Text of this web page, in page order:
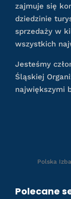
zajmuje się
dziedzinie
sprzedaży w
wszystkich
Jesteśmy
Śląskiej
największymi
Polska
Polecane